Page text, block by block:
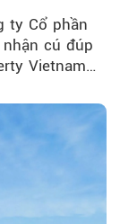
ty Cổ phần
cú đúp
Vietnam